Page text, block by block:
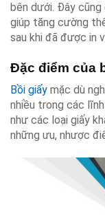
bên dưới. Đây
giúp tăng cường
sau khi đã được in
Đặc điểm của
Bồi giấy mặc dù
nhiều trong các
như các loại giấy
những ưu, nhược